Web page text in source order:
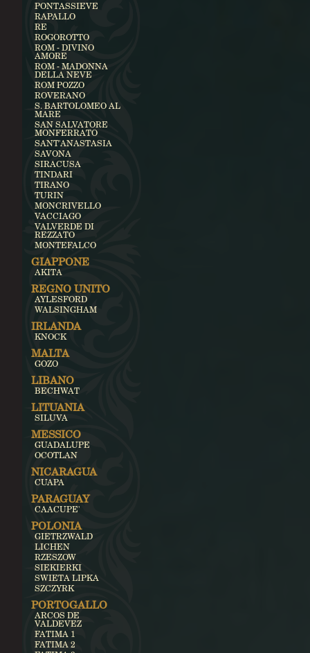
PONTASSIEVE
RAPALLO
RE
ROGOROTTO
ROM - DIVINO
AMORE
ROM - MADONNA
DELLA NEVE
ROM POZZO
ROVERANO
S. BARTOLOMEO AL
MARE
SAN SALVATORE
MONFERRATO
SANT'ANASTASIA
SAVONA
SIRACUSA
TINDARI
TIRANO
TURIN
MONCRIVELLO
VACCIAGO
VALVERDE DI
REZZATO
MONTEFALCO
GIAPPONE
AKITA
REGNO UNITO
AYLESFORD
WALSINGHAM
IRLANDA
KNOCK
MALTA
GOZO
LIBANO
BECHWAT
LITUANIA
SILUVA
MESSICO
GUADALUPE
OCOTLAN
NICARAGUA
CUAPA
PARAGUAY
CAACUPE'
POLONIA
GIETRZWALD
LICHEN
RZESZOW
SIEKIERKI
SWIETA LIPKA
SZCZYRK
PORTOGALLO
ARCOS DE
VALDEVEZ
FATIMA 1
FATIMA 2